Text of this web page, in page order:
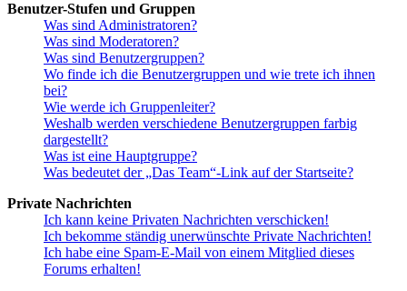
Benutzer-Stufen und Gruppen
Was sind Administratoren?
Was sind Moderatoren?
Was sind Benutzergruppen?
Wo finde ich die Benutzergruppen und wie trete ich ihnen
bei?
Wie werde ich Gruppenleiter?
Weshalb werden verschiedene Benutzergruppen farbig
dargestellt?
Was ist eine Hauptgruppe?
Was bedeutet der „Das Team“-Link auf der Startseite?
Private Nachrichten
Ich kann keine Privaten Nachrichten verschicken!
Ich bekomme ständig unerwünschte Private Nachrichten!
Ich habe eine Spam-E-Mail von einem Mitglied dieses
Forums erhalten!